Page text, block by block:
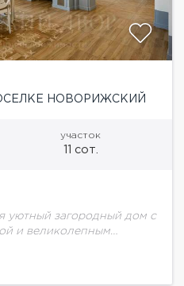
НОВОРИЖСКИЙ
участок
11 сот.
уютный загородный дом с
и великолепным
просторный